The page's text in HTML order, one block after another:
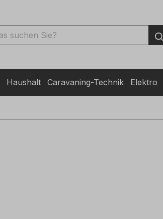
Haushalt Caravaning-Technik Elektro